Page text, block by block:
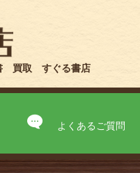
買取 すぐる書店
よくあるご質問